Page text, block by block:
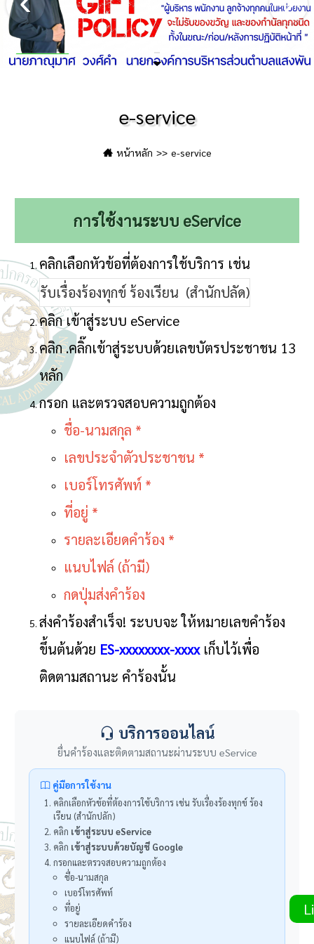
e-service
หน้าหลัก e-service
การใช้งานระบบ eService
คลิกเลือกหัวข้อที่ต้องการใช้บริการ เช่น
รับเรื่องร้องทุกข์ ร้องเรียน (สำนักปลัด)
คลิก เข้าสู่ระบบ eService
คลิก .คลิ๊กเข้าสู่ระบบด้วยเลขบัตรประชาชน 13
หลัก
กรอก และตรวจสอบความถูกต้อง
ชื่อ-นามสกุล *
เลขประจำตัวประชาชน *
เบอร์โทรศัพท์ *
ที่อยู่ *
รายละเอียดคำร้อง *
แนบไฟล์ (ถ้ามี)
กดปุ่มส่งคำร้อง
ส่งคำร้องสำเร็จ! ระบบจะ ให้หมายเลขคำร้อง
ขึ้นต้นด้วย ES-xxxxxxxx-xxxxเก็บไว้เพื่อ
ติดตามสถานะ คำร้องนั้น